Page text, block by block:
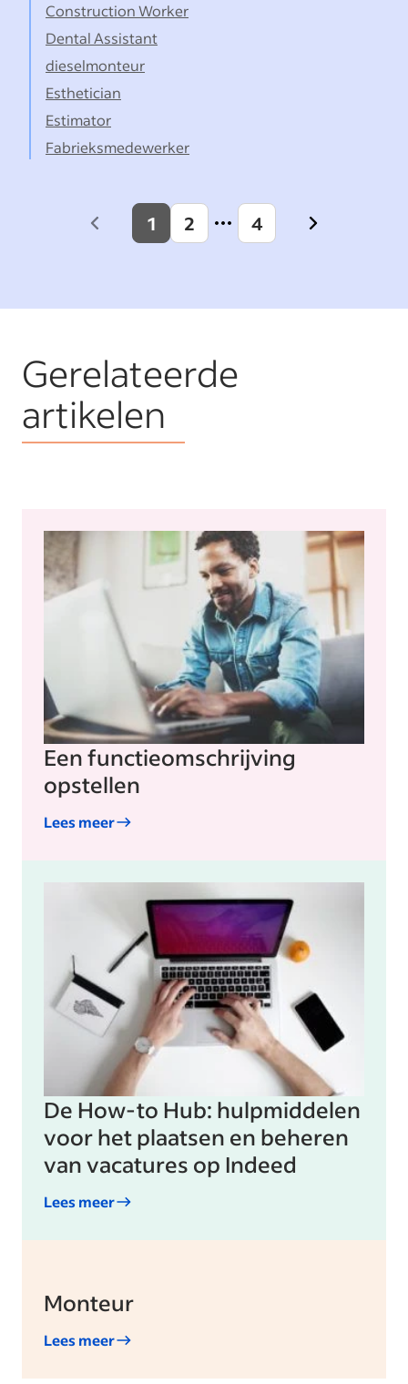
Construction Worker
Dental Assistant
dieselmonteur
Esthetician
Estimator
Fabrieksmedewerker
Previous
1 2 4
Next
Gerelateerde
artikelen
Een functieomschrijving
opstellen
Lees meer
De How-to Hub: hulpmiddelen
voor het plaatsen en beheren
van vacatures op Indeed
Lees meer
Monteur
Lees meer